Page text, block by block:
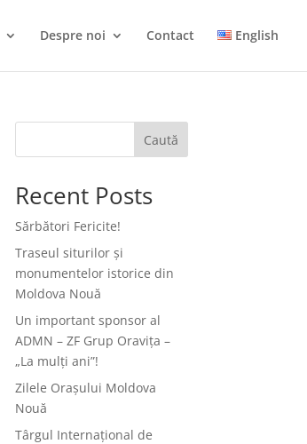
Despre noi Contact English
Caută
Recent Posts
Sărbători Fericite!
Traseul siturilor și
monumentelor istorice din
Moldova Nouă
Un important sponsor al
ADMN – ZF Grup Oravița –
„La mulți ani”!
Zilele Orașului Moldova
Nouă
Târgul Internațional de